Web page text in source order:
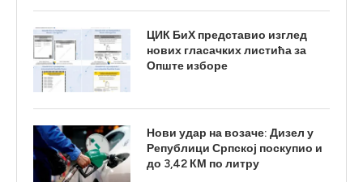
ЦИК БиХ представио изглед
нових гласачких листића за
Опште изборе
Нови удар на возаче: Дизел у
Републици Српској поскупио и
до 3,42 КМ по литру